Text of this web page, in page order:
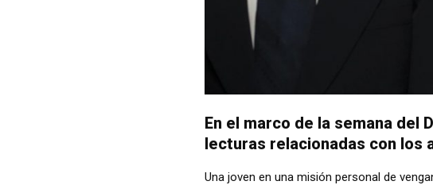
En el marco de la semana del
lecturas relacionadas con los
Una joven en una misión personal de